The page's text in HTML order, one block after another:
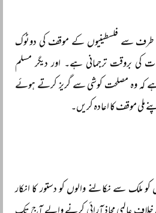
طرف سے فلسطینیوں کے موقف کی دوٹوک
کی بروقت ترجمانی ہے۔ اور دیگر مسلم
کہ وہ مصلحت کوشی سے گریز کرتے ہوئے
موقف کا اعادہ کریں۔
کو ملک سے نکالنے والوں کو دستور کا انکار